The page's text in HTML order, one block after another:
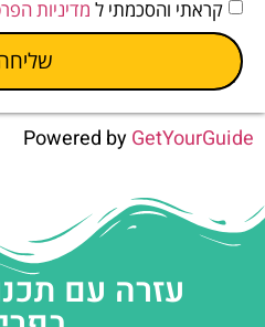
קראתי והסכמתי ל מדיניות
Powered byGetYourGuide
עזרה עם